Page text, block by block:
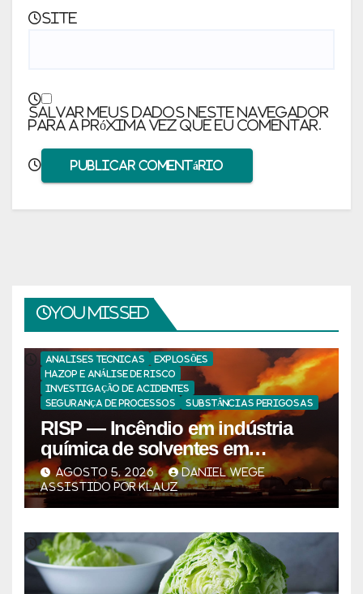
Site
Salvar meus dados neste navegador
para a próxima vez que eu comentar.
You missed
ANALISES TECNICAS
EXPLOSÕES
HAZOP E ANÁLISE DE RISCO
INVESTIGAÇÃO DE ACIDENTES
SEGURANÇA DE PROCESSOS
SUBSTÂNCIAS PERIGOSAS
RISP — Incêndio em indústria
química de solventes em
Itaquaquecetuba/SP
(UNIQUIMA/Quema)
AGOSTO 5, 2026
DANIEL WEGE
ASSISTIDO POR KLAUZ